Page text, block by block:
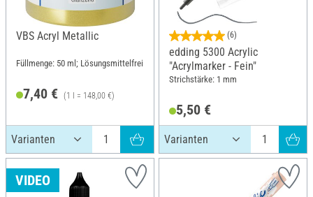
VBS Acryl Metallic
Füllmenge: 50 ml; Lösungsmittelfrei
7,40 € (1 l = 148,00 €)
(6)
edding 5300 Acrylic
"Acrylmarker - Fein"
Strichstärke: 1 mm
5,50 €
VIDEO